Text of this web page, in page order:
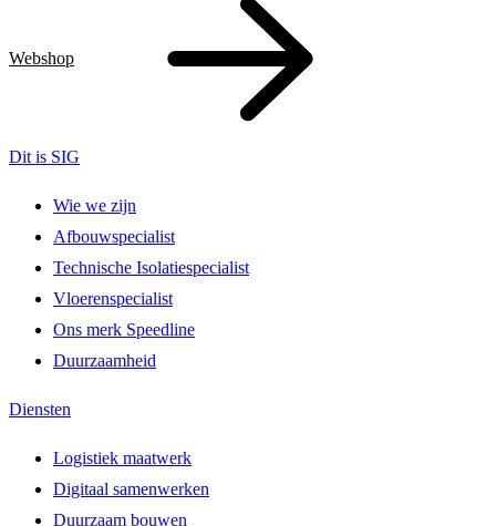
Webshop
Dit is SIG
Wie we zijn
Afbouwspecialist
Technische Isolatiespecialist
Vloerenspecialist
Ons merk Speedline
Duurzaamheid
Diensten
Logistiek maatwerk
Digitaal samenwerken
Duurzaam bouwen